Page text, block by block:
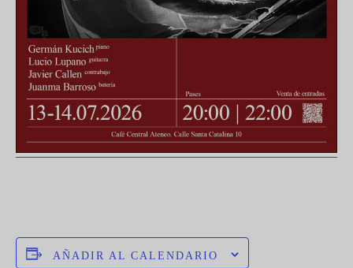
AÑADIR AL CALENDARIO